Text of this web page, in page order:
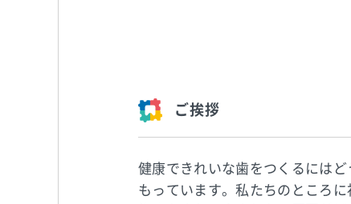
ご挨拶
健康できれいな歯をつくるには
もっています。私たちのところ